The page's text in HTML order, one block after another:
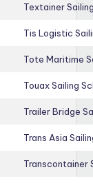
Textainer
Tis Logistic
Tote Maritime
Touax Sailing
Trailer Bridge
Trans Asia
Transcontainer